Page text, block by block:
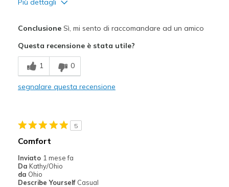
Più dettagli
Breathe Well
Comfortable
Migliori Utilizzi:
Travel
ConclusioneSì, mi sento di raccomandare ad un amico
Questa recensione è stata utile?
1 0
segnalare questa recensione
5
Comfort
Inviato 1 mese fa
Da Kathy/Ohio
da Ohio
Describe Yourself Casual